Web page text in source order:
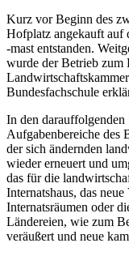
Kurz vor Beginn des
Hofplatz angekauft auf
-mast entstanden.
wurde der Betrieb zum
Bundesfachschule
In den darauffolgenden
Aufgabenbereiche des
der sich ändernden
wieder erneuert und
das für die
Internatshaus, das
Internatsräumen oder
Ländereien, wie zum
veräußert und neue